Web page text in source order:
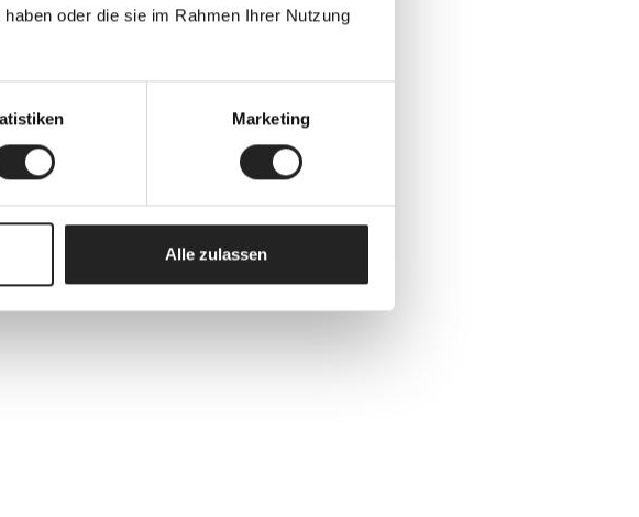
oder die sie im Rahmen Ihrer Nutzung
Marketing
Alle zulassen